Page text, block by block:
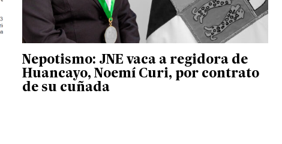
Nepotismo: JNE vaca a regidora de
Huancayo, Noemí Curi, por contrato
de su cuñada